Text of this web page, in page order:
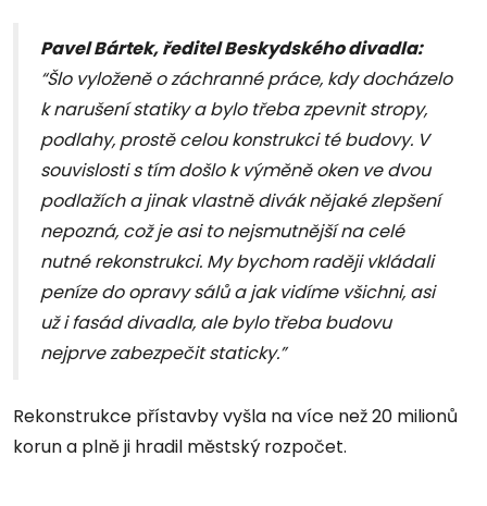
Pavel Bártek, ředitel Beskydského divadla:
“Šlo vyloženě o záchranné práce, kdy docházelo
k narušení statiky a bylo třeba zpevnit stropy,
podlahy, prostě celou konstrukci té budovy. V
souvislosti s tím došlo k výměně oken ve dvou
podlažích a jinak vlastně divák nějaké zlepšení
nepozná, což je asi to nejsmutnější na celé
nutné rekonstrukci. My bychom raději vkládali
peníze do opravy sálů a jak vidíme všichni, asi
už i fasád divadla, ale bylo třeba budovu
nejprve zabezpečit staticky.”
Rekonstrukce přístavby vyšla na více než 20 milionů
korun a plně ji hradil městský rozpočet.